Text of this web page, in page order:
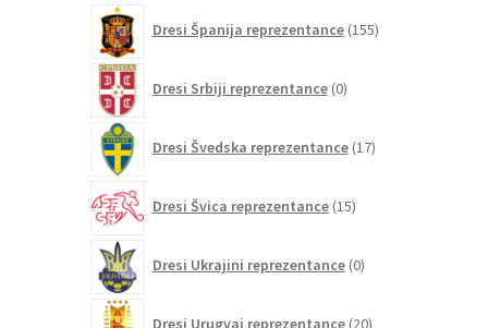
Dresi Španija reprezentance 155izdelkov
Dresi Srbiji reprezentance 0izdelkov
Dresi Švedska reprezentance 17izdelkov
Dresi Švica reprezentance 15izdelkov
Dresi Ukrajini reprezentance 0izdelkov
Dresi Urugvaj reprezentance 20